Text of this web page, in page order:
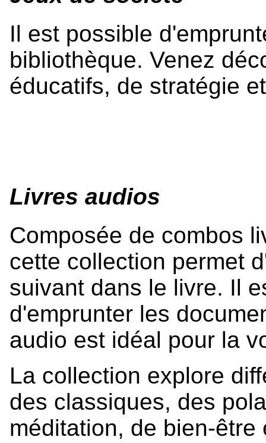
Il est possible
bibliothèque. Venez
éducatifs, de stratégie
Livres audios
Composée de combos
cette collection permet
suivant dans le livre. Il
d'emprunter les
audio est idéal pour la
La collection explore
des classiques, des
méditation, de bien-être